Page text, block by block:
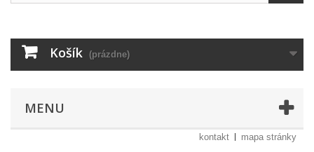
Košík (prázdne)
MENU
kontakt mapa stránky